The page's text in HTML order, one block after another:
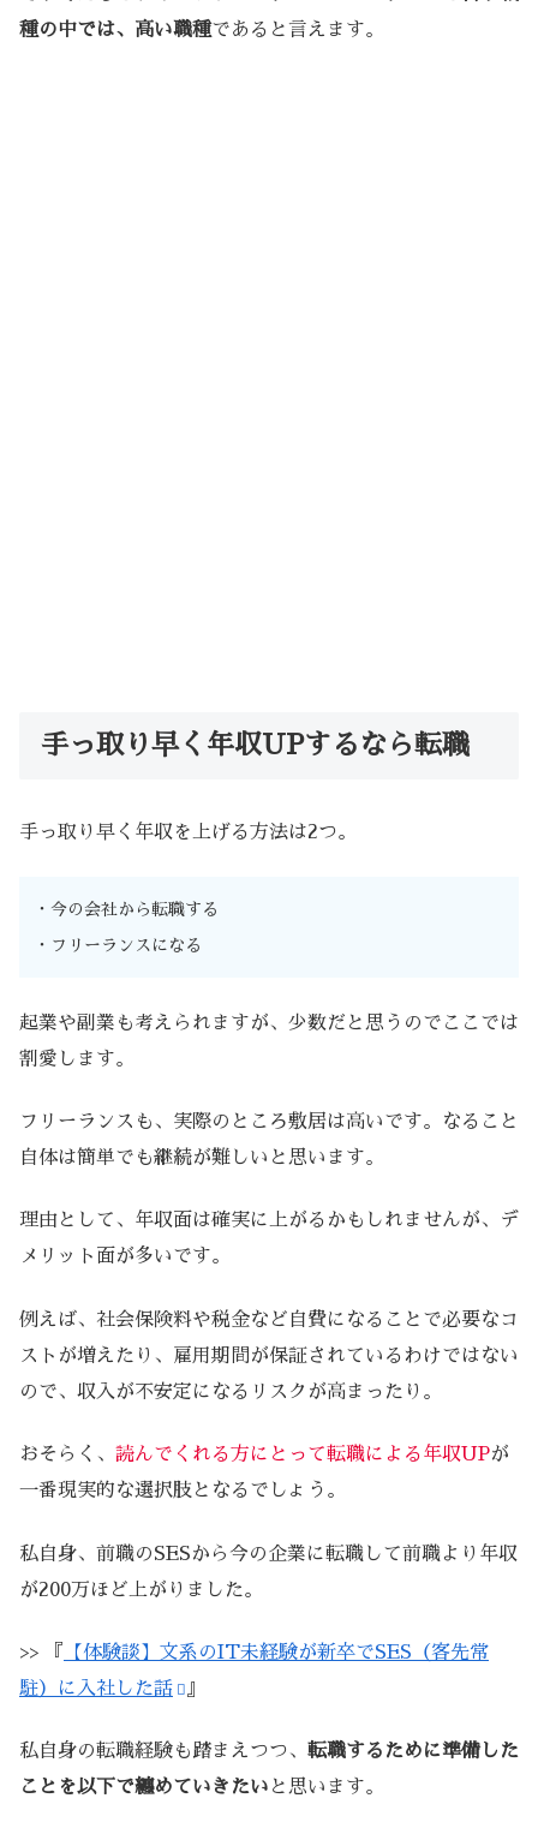
種の中では、高い職種であると言えます。
手っ取り早く年収UPするなら転職
手っ取り早く年収を上げる方法は2つ。
・今の会社から転職する
・フリーランスになる
起業や副業も考えられますが、少数だと思うのでここでは
割愛します。
フリーランスも、実際のところ敷居は高いです。なること
自体は簡単でも継続が難しいと思います。
理由として、年収面は確実に上がるかもしれませんが、デ
メリット面が多いです。
例えば、社会保険料や税金など自費になることで必要なコ
ストが増えたり、雇用期間が保証されているわけではない
ので、収入が不安定になるリスクが高まったり。
おそらく、 読んでくれる方にとって転職による年収UPが
一番現実的な選択肢となるでしょう。
私自身、前職のSESから今の企業に転職して前職より年収
が200万ほど上がりました。
>> 『
【体験談】文系のIT未経験が新卒でSES（客先常
駐）に入社した話
』
私自身の転職経験も踏まえつつ、 転職するために準備した
ことを以下で纏めていきたい と思います。